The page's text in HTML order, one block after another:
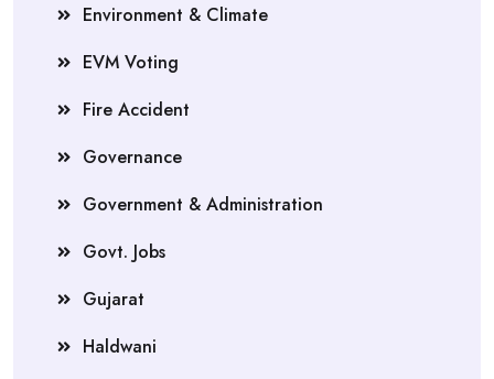
Environment & Climate
EVM Voting
Fire Accident
Governance
Government & Administration
Govt. Jobs
Gujarat
Haldwani